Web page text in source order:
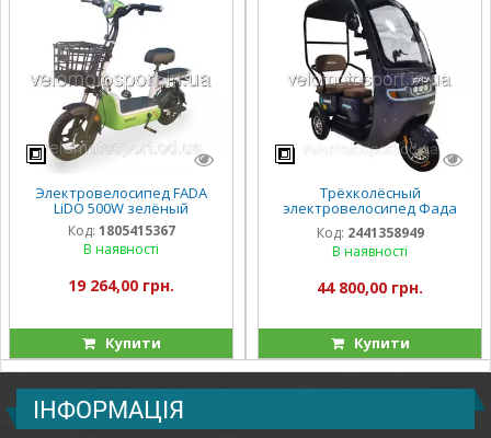
Электровелосипед FADA
LiDO 500W зелёный
Код: 1805415367
В наявності
19 264,00 грн.
Купити
Трёхколёсный
электровелосипед Фада
FADA NIMBUS 800W
электротрайк
Код: 2441358949
В наявності
44 800,00 грн.
Купити
ІНФОРМАЦІЯ